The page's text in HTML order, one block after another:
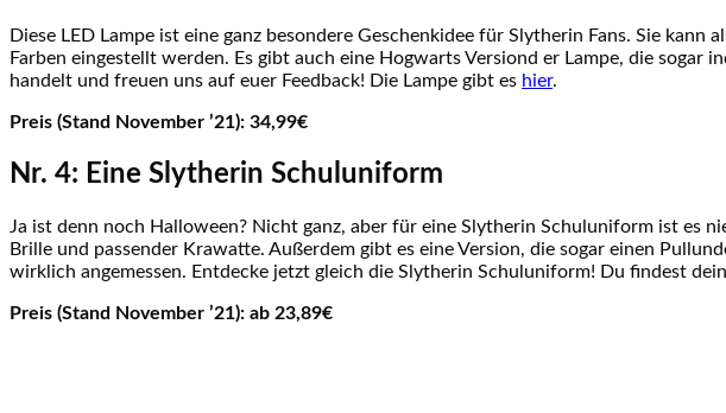
Diese LED Lampe ist eine ganz besondere Geschenkidee für Slytherin Fans. Sie
Farben eingestellt werden. Es gibt auch eine Hogwarts Versiond er Lampe, die
handelt und freuen uns auf euer Feedback! Die Lampe gibt es hier.
Preis (Stand November ’21): 34,99€
Nr. 4: Eine Slytherin Schuluniform
Ja ist denn noch Halloween? Nicht ganz, aber für eine Slytherin Schuluniform ist es
Brille und passender Krawatte. Außerdem gibt es eine Version, die sogar einen
wirklich angemessen. Entdecke jetzt gleich die Slytherin Schuluniform! Du findest
Preis (Stand November ’21): ab 23,89€